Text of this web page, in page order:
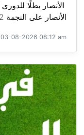
الأنصار على النجمة 2-1، في الجولة ال...
03-08-2026 08:12 am